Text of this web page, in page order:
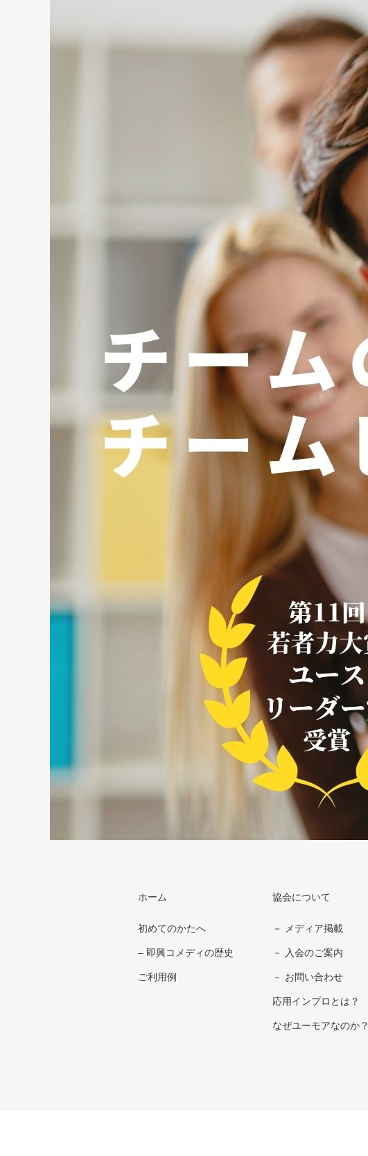
ホーム
初めてのかたへ
– 即興コメディの歴史
ご利用例
協会について
－ メディア掲載
－ 入会のご案内
－ お問い合わせ
応用インプロとは？
なぜユーモアなのか？